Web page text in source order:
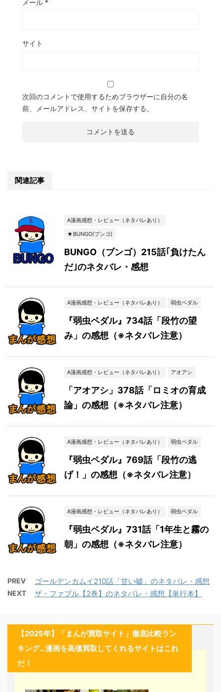
メール *
サイト
次回のコメントで使用するためブラウザーに自分の名
前、メールアドレス、サイトを保存する。
関連記事
A漫画感想・レビュー（ネタバレあり）
★BUNGO(ブンゴ)
BUNGO（ブンゴ）215話｢負けたん
だ｣のネタバレ・感想
A漫画感想・レビュー（ネタバレあり） 弱虫ペダル
『弱虫ペダル』734話「段竹の望
み」の感想（※ネタバレ注意）
A漫画感想・レビュー（ネタバレあり） アオアシ
「アオアシ」378話「ロミオの育成
論」の感想（※ネタバレ注意）
A漫画感想・レビュー（ネタバレあり） 弱虫ペダル
『弱虫ペダル』769話「段竹の逃
げ！」の感想（※ネタバレ注意）
A漫画感想・レビュー（ネタバレあり） 弱虫ペダル
『弱虫ペダル』731話「1年生と霧の
朝」の感想（※ネタバレ注意）
PREV ゴールデンカムイ210話「甘い嘘」のネタバレ・感想
NEXT ザ・ファブル【2巻】のネタバレ・感想【単行本】
【2025年】「まんが買取サイト」徹底比較ラン
キング…漫画を高価買取してくれるサイトはこれ
だ！